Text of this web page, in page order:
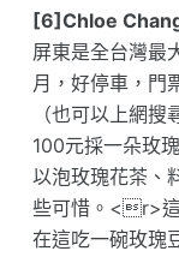
[6]Chloe
屏東是全台灣最
月，好停車，門
（也可以上網
100元採一朵玫
以泡玫瑰花茶、
些可惜。<r>
在這吃一碗玫瑰